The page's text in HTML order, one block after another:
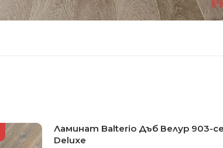
Ламинат Balterio Дъб Велур 903-
Deluxe